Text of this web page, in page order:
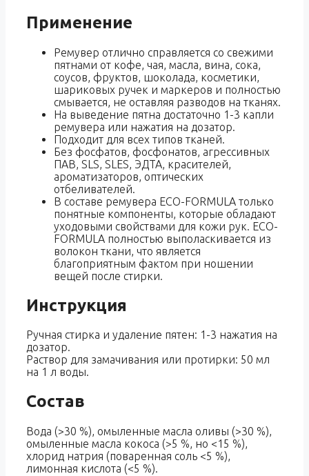
Применение
Ремувер отлично справляется со свежими
пятнами от кофе, чая, масла, вина, сока,
соусов, фруктов, шоколада, косметики,
шариковых ручек и маркеров и полностью
смывается, не оставляя разводов на тканях.
На выведение пятна достаточно 1-3 капли
ремувера или нажатия на дозатор.
Подходит для всех типов тканей.
Без фосфатов, фосфонатов, агрессивных
ПАВ, SLS, SLES, ЭДТА, красителей,
ароматизаторов, оптических
отбеливателей.
В составе ремувера ECO-FORMULA только
понятные компоненты, которые обладают
уходовыми свойствами для кожи рук. ECO-
FORMULA полностью выполаскивается из
волокон ткани, что является
благоприятным фактом при ношении
вещей после стирки.
Инструкция
Ручная стирка и удаление пятен: 1-3 нажатия на
дозатор.
Раствор для замачивания или протирки: 50 мл
на 1 л воды.
Состав
Вода (>30 %), омыленные масла оливы (>30 %),
омыленные масла кокоса (>5 %, но <15 %),
хлорид натрия (поваренная соль <5 %),
лимонная кислота (<5 %).